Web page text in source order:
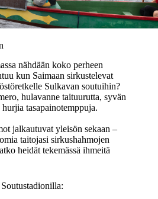
nähdään koko perheen
kun Saimaan sirkustelevat
Sulkavan soutuihin?
hulavanne taituurutta, syvän
tasapainotemppuja.
jalkautuvat yleisön sekaan –
taitojasi sirkushahmojen
heidät tekemässä ihmeitä